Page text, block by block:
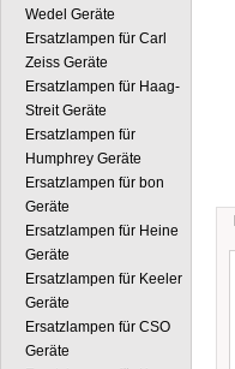
Wedel Geräte
Ersatzlampen für Carl
Zeiss Geräte
Ersatzlampen für Haag-
Streit Geräte
Ersatzlampen für
Humphrey Geräte
Ersatzlampen für bon
Geräte
Ersatzlampen für Heine
Geräte
Ersatzlampen für Keeler
Geräte
Ersatzlampen für CSO
Geräte